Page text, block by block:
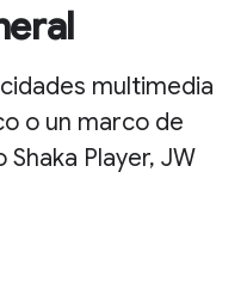
multimedia
o un marco de
Player, JW